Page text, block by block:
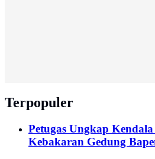
Terpopuler
Petugas Ungkap
Kebakaran Gedung